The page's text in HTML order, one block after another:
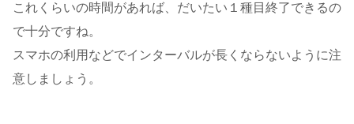
これくらいの時間があれば、だいたい１種目終了できるの
で十分ですね。
スマホの利用などでインターバルが長くならないように注
意しましょう。